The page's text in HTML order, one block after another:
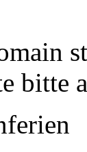
bitte